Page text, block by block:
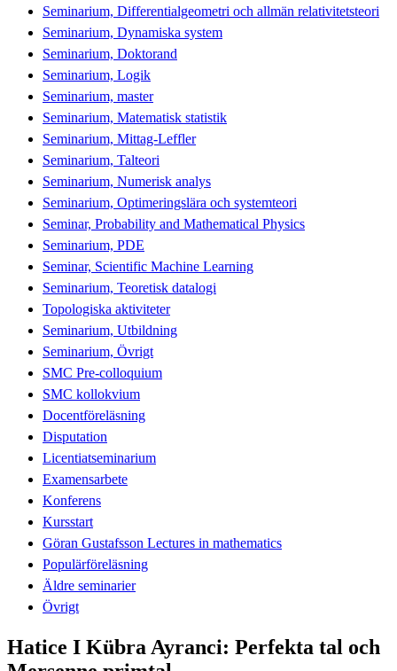
Seminarium, Differentialgeometri och allmän relativitetsteori
Seminarium, Dynamiska system
Seminarium, Doktorand
Seminarium, Logik
Seminarium, master
Seminarium, Matematisk statistik
Seminarium, Mittag-Leffler
Seminarium, Talteori
Seminarium, Numerisk analys
Seminarium, Optimeringslära och systemteori
Seminar, Probability and Mathematical Physics
Seminarium, PDE
Seminar, Scientific Machine Learning
Seminarium, Teoretisk datalogi
Topologiska aktiviteter
Seminarium, Utbildning
Seminarium, Övrigt
SMC Pre-colloquium
SMC kollokvium
Docentföreläsning
Disputation
Licentiatseminarium
Examensarbete
Konferens
Kursstart
Göran Gustafsson Lectures in mathematics
Populärföreläsning
Äldre seminarier
Övrigt
Hatice I Kübra Ayranci: Perfekta tal och